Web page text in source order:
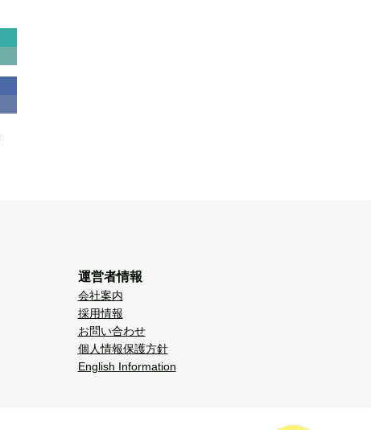
運営者情報
会社案内
採用情報
お問い合わせ
個人情報保護方針
English Information